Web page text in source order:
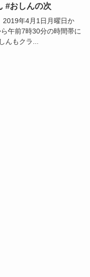
#おしんの次
2019年4月1日月曜日か
午前7時30分の時間帯に
んもクラ...